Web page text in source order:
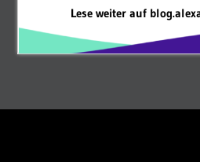
Lese weiter auf